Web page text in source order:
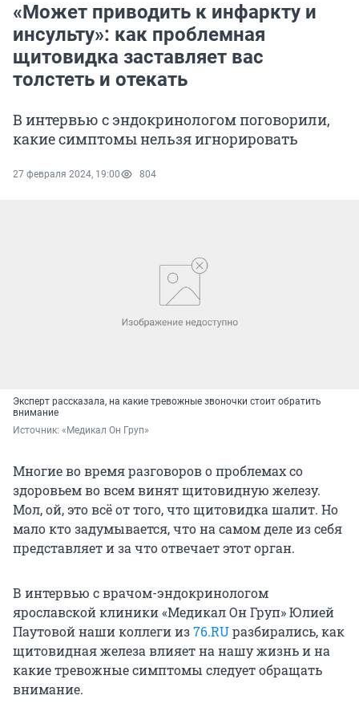
«Может приводить к инфаркту и
инсульту»: как проблемная
щитовидка заставляет вас
толстеть и отекать
В интервью с эндокринологом поговорили,
какие симптомы нельзя игнорировать
27 февраля 2024, 19:00 804
Эксперт рассказала, на какие тревожные звоночки стоит обратить
внимание
Источник: «Медикал Он Груп»
Многие во время разговоров о проблемах со
здоровьем во всем винят щитовидную железу.
Мол, ой, это всё от того, что щитовидка шалит. Но
мало кто задумывается, что на самом деле из себя
представляет и за что отвечает этот орган.
В интервью с врачом-эндокринологом
ярославской клиники «Медикал Он Груп» Юлией
Паутовой наши коллеги из76.RUразбирались, как
щитовидная железа влияет на нашу жизнь и на
какие тревожные симптомы следует обращать
внимание.